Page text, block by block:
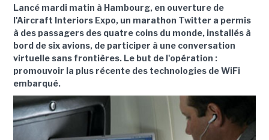
Lancé mardi matin à Hambourg, en ouverture de
l'Aircraft Interiors Expo, un marathon Twitter a permis
à des passagers des quatre coins du monde, installés à
bord de six avions, de participer à une conversation
virtuelle sans frontières. Le but de l'opération :
promouvoir la plus récente des technologies de WiFi
embarqué.